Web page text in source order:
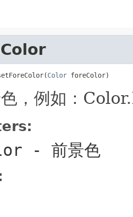
Color foreColor)
，例如：
- 前景色